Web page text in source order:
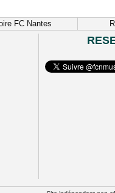
FC Nantes